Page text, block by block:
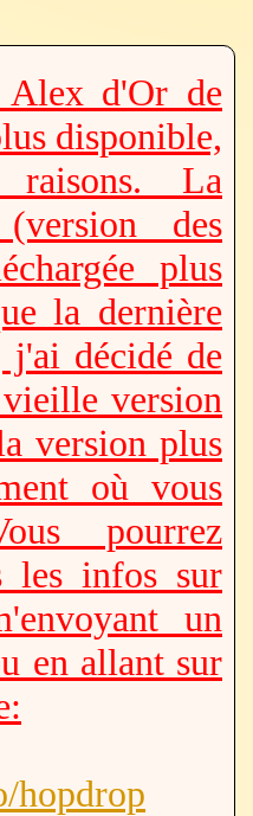
Alex d'Or de
disponible,
raisons. La
des
plus
la dernière
j'ai décidé de
version
version plus
où vous
pourrez
les infos sur
un
en allant sur
hopdrop